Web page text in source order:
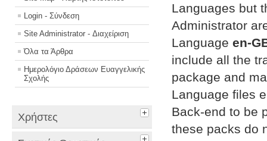
Login - Σύνδεση
Site Administrator - Διαχείριση
Όλα τα Άρθρα
Ημερολόγιο Δράσεων Ευαγγελικής
Σχολής
Χρήστες
Languages but
Administrator
Languageen-
include all the
package and
Language files
Back-end to be
these packs do